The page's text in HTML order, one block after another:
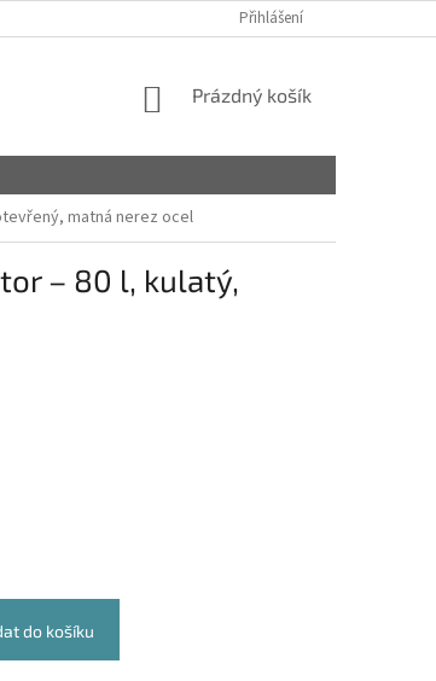
Přihlášení
NÁKUPNÍ
Prázdný košík
matná nerez ocel
– 80 l, kulatý,
do košíku